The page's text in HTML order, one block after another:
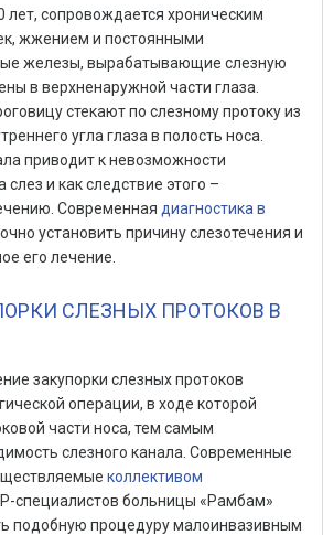
сопровождается хроническим
жжением и постоянными
железы, вырабатывающие слезную
в верхненаружной части глаза.
стекают по слезному протоку из
угла глаза в полость носа.
приводит к невозможности
слез и как следствие этого –
Современная диагностика в
установить причину слезотечения и
его лечение.
СЛЕЗНЫХ ПРОТОКОВ В
закупорки слезных протоков
операции, в ходе которой
части носа, тем самым
слезного канала. Современные
коллективом
специалистов больницы «Рамбам»
подобную процедуру малоинвазивным